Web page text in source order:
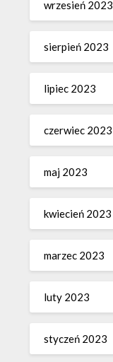
wrzesień 2023
sierpień 2023
lipiec 2023
czerwiec 2023
maj 2023
kwiecień 2023
marzec 2023
luty 2023
styczeń 2023